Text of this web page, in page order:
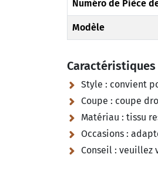
Numéro de Pièce
Modèle
Caractéristiques
Style : convient
Coupe : coupe
Matériau : tissu
Occasions :
Conseil : veuillez